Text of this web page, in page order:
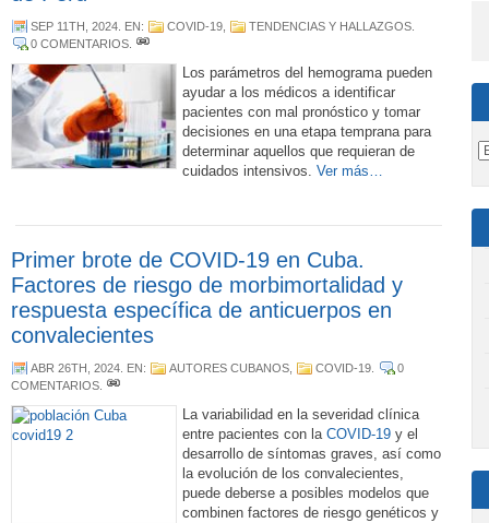
SEP 11TH, 2024 . EN: COVID-19 TENDENCIAS Y HALLAZGOS
0 COMENTARIOS
Los parámetros del hemograma pueden
ayudar a los médicos a identificar
pacientes con mal pronóstico y tomar
decisiones en una etapa temprana para
determinar aquellos que requieran de
cuidados intensivos. Ver más…
Primer brote de COVID-19 en Cuba.
Factores de riesgo de morbimortalidad y
respuesta específica de anticuerpos en
convalecientes
ABR 26TH, 2024 . EN: AUTORES CUBANOS COVID-19
0
COMENTARIOS
La variabilidad en la severidad clínica
entre pacientes con la COVID-19 y el
desarrollo de síntomas graves, así como
la evolución de los convalecientes,
puede deberse a posibles modelos que
combinen factores de riesgo genéticos y